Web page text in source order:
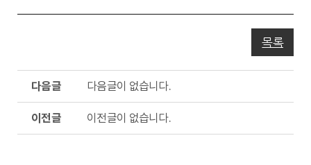
목록
글
다음글이 없습니다.
글
이전글이 없습니다.